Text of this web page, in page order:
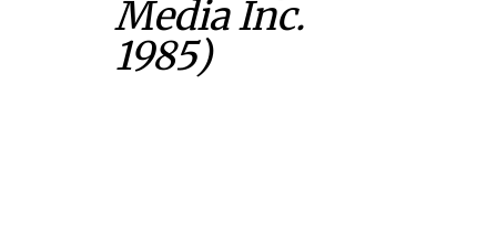
Media Inc.
1985)